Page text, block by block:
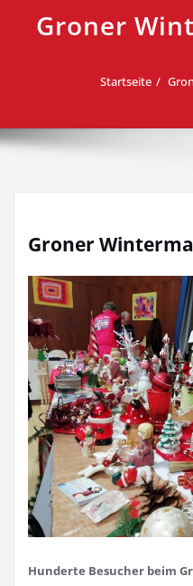
Groner
Startseite
Groner
Hunderte Besucher beim